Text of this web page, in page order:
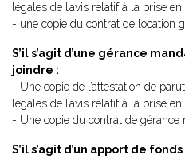
légales de l’avis relatif à la prise
- une copie du contrat de location
S’il s’agit d’une gérance
joindre :
- Une copie de l’attestation de
légales de l’avis relatif à la prise
- Une copie du contrat de gérance
S’il s’agit d’un apport de